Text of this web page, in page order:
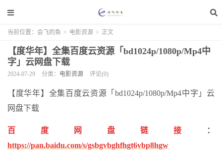
当前位置： 会飞的鱼 > 电影资源 > 正文
【度华年】全集百度云资源「bd1024p/1080p/Mp4中
字」云网盘下载
2024-07-29 分类： 电影资源 评论(0)
【度华年】全集百度云资源「bd1024p/1080p/Mp4中字」云
网盘下载
百度网盘链接
：
https://pan.baidu.com/s/gsbgvbghfhgt6vbp8hgw